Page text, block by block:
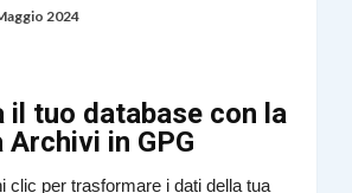
2024
il tuo database con la
Archivi in GPG
clic per trasformare i dati della tua